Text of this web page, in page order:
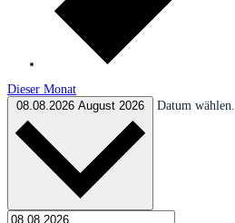
Dieser Monat
08.08.2026 August 2026 Datum wählen.